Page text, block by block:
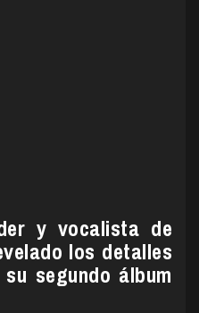
y vocalista de
los detalles
segundo álbum